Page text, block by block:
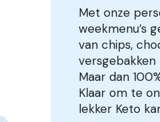
Met onze
weekmenu’s
van chips,
versgebakken
Maar dan
Klaar om te
lekker Keto